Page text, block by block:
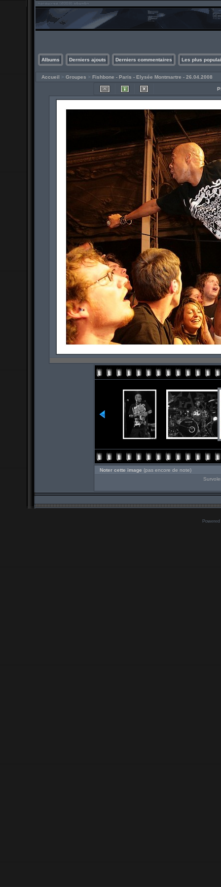
Albums Derniers ajouts Derniers commentaires Les plus
Accueil > Groupes > Fishbone - Paris - Elysée Montmartre - 26.04.2008
Noter cette image (pas encore de note)